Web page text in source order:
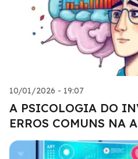
10/01/2026 - 19:07
A PSICOLOGIA DO
ERROS COMUNS NA